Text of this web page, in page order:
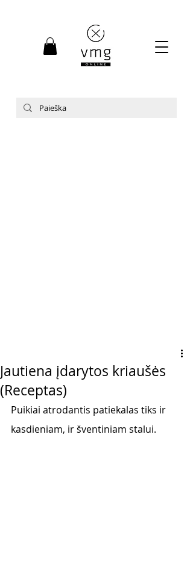
Jautiena įdarytos kriaušės
(Receptas)
Puikiai atrodantis patiekalas tiks ir
kasdieniam, ir šventiniam stalui.